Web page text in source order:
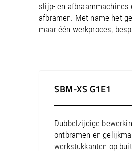
slijp- en
afbramen. Met name het
maar één werkproces,
SBM-XS G1E1
Dubbelzijdige
ontbramen en
werkstukkanten op